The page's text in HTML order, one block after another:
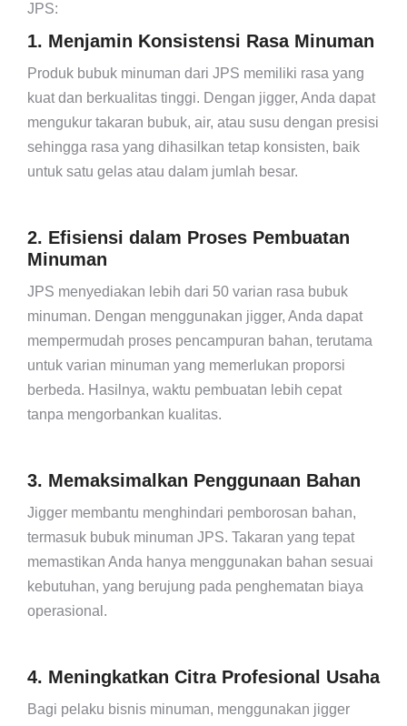
JPS:
1. Menjamin Konsistensi Rasa Minuman
Produk bubuk minuman dari JPS memiliki rasa yang
kuat dan berkualitas tinggi. Dengan jigger, Anda dapat
mengukur takaran bubuk, air, atau susu dengan presisi
sehingga rasa yang dihasilkan tetap konsisten, baik
untuk satu gelas atau dalam jumlah besar.
2. Efisiensi dalam Proses Pembuatan
Minuman
JPS menyediakan lebih dari 50 varian rasa bubuk
minuman. Dengan menggunakan jigger, Anda dapat
mempermudah proses pencampuran bahan, terutama
untuk varian minuman yang memerlukan proporsi
berbeda. Hasilnya, waktu pembuatan lebih cepat
tanpa mengorbankan kualitas.
3. Memaksimalkan Penggunaan Bahan
Jigger membantu menghindari pemborosan bahan,
termasuk bubuk minuman JPS. Takaran yang tepat
memastikan Anda hanya menggunakan bahan sesuai
kebutuhan, yang berujung pada penghematan biaya
operasional.
4. Meningkatkan Citra Profesional Usaha
Bagi pelaku bisnis minuman, menggunakan jigger